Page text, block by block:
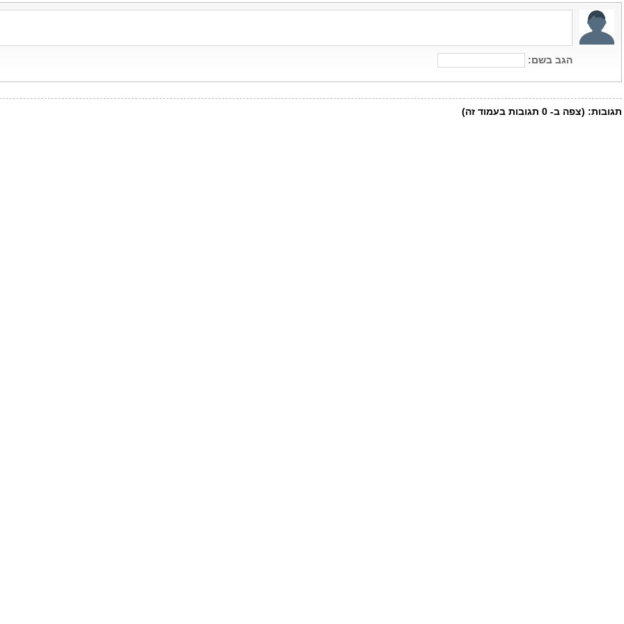
הגב בשם:
תגובות: (צפה ב- 0 תגובות בעמוד זה)